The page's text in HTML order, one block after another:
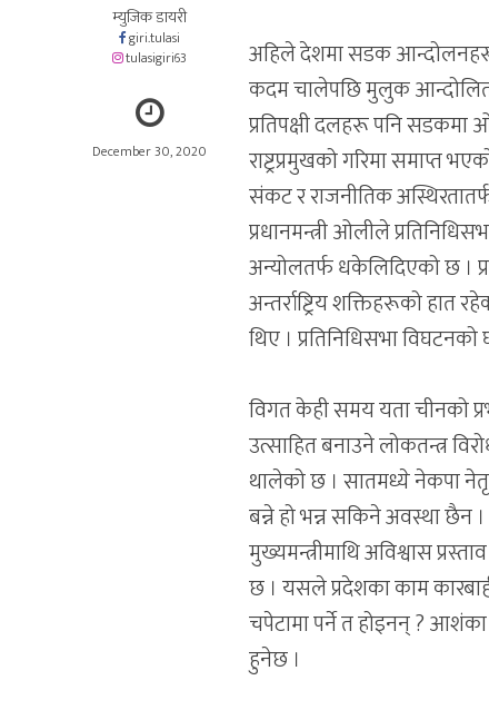
म्युजिक डायरी
giri.tulasi
tulasigiri63
December 30, 2020
अहिले देशमा सडक आन्दोलनहरू
कदम चालेपछि मुलुक
प्रतिपक्षी दलहरू पनि
राष्ट्रप्रमुखको गरिमा
संकट र राजनीतिक
प्रधानमन्त्री ओलीले
अन्योलतर्फ धकेलिदिएको छ ।
अन्तर्राष्ट्रिय शक्तिहरूको हात
थिए । प्रतिनिधिसभा
विगत केही समय यता चीनको
उत्साहित बनाउने लोकतन्त्र
थालेको छ । सातमध्ये नेकपा
बन्ने हो भन्न सकिने अवस्था छैन
मुख्यमन्त्रीमाथि अविश्वास
छ । यसले प्रदेशका काम
चपेटामा पर्ने त होइनन् ?
हुनेछ ।